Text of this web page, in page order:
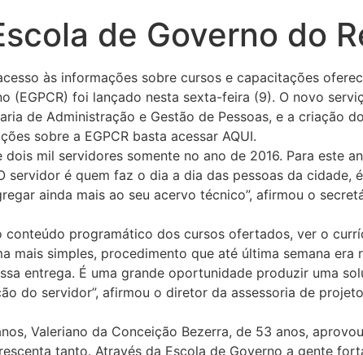
de Governo do
às informações sobre cursos e capacitações
(EGPCR) foi lançado nesta sexta-feira (9). O novo
de Administração e Gestão de Pessoas, e a criação
sobre a EGPCR basta acessar AQUI.
mil servidores somente no ano de 2016. Para este
servidor é quem faz o dia a dia das pessoas da cidade,
ainda mais ao seu acervo técnico”, afirmou o
programático dos cursos ofertados, ver o
mais simples, procedimento que até última semana era
entrega. É uma grande oportunidade produzir uma
do servidor”, afirmou o diretor da assessoria de
Valeriano da Conceição Bezerra, de 53 anos,
tanto. Através da Escola de Governo a gente